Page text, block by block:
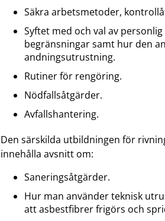
Säkra arbetsmetoder,
Syftet med och val av
begränsningar samt hur den
andningsutrustning.
Rutiner för rengöring.
Nödfallsåtgärder.
Avfallshantering.
Den särskilda utbildningen för
innehålla avsnitt om:
Saneringsåtgärder.
Hur man använder teknisk
att asbestfibrer frigörs och